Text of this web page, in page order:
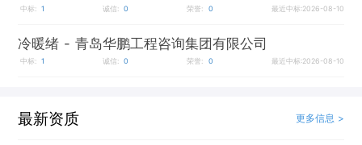
中标: 1 诚信: 0 荣誉: 0 最近中标:2026-08-10
冷暖绪 - 青岛华鹏工程咨询集团有限公司
中标: 1 诚信: 0 荣誉: 0 最近中标:2026-08-10
最新资质 更多信息 >